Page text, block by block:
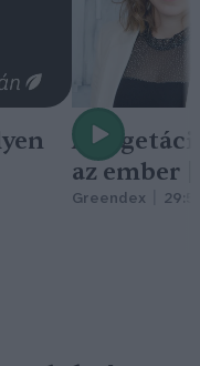
A
az ember
Greendex